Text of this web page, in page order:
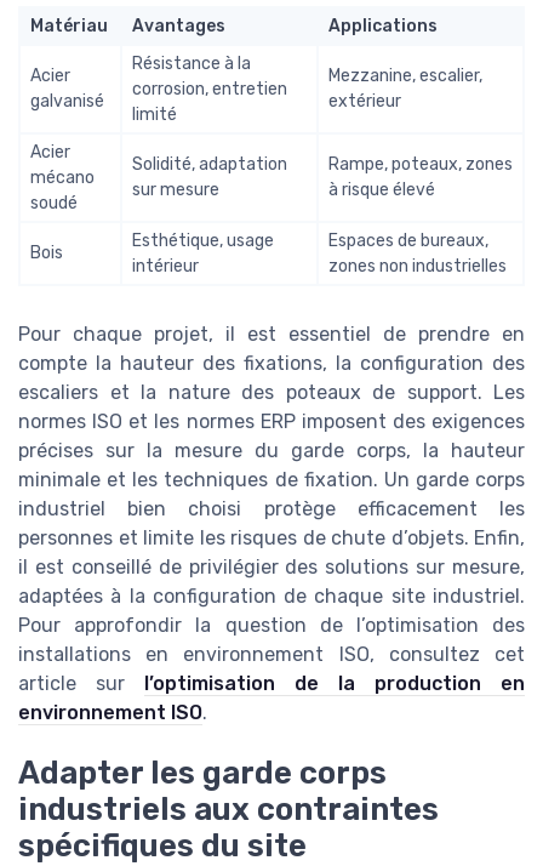
Matériau Avantages Applications
Acier
galvanisé
Résistance à la
corrosion, entretien
limité
Mezzanine, escalier,
extérieur
Acier
mécano
soudé
Solidité, adaptation
sur mesure
Rampe, poteaux, zones
à risque élevé
Bois
Esthétique, usage
intérieur
Espaces de bureaux,
zones non industrielles
Pour chaque projet, il est essentiel de prendre en
compte la hauteur des fixations, la configuration des
escaliers et la nature des poteaux de support. Les
normes ISO et les normes ERP imposent des exigences
précises sur la mesure du garde corps, la hauteur
minimale et les techniques de fixation. Un garde corps
industriel bien choisi protège efficacement les
personnes et limite les risques de chute d’objets. Enfin,
il est conseillé de privilégier des solutions sur mesure,
adaptées à la configuration de chaque site industriel.
Pour approfondir la question de l’optimisation des
installations en environnement ISO, consultez cet
article sur l’optimisation de la production en
environnement ISO.
Adapter les garde corps
industriels aux contraintes
spécifiques du site